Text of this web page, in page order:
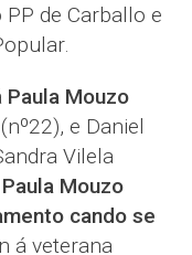
de Carballo e
Paula Mouzo
e Daniel
Vilela
Mouzo
cando se
á veterana